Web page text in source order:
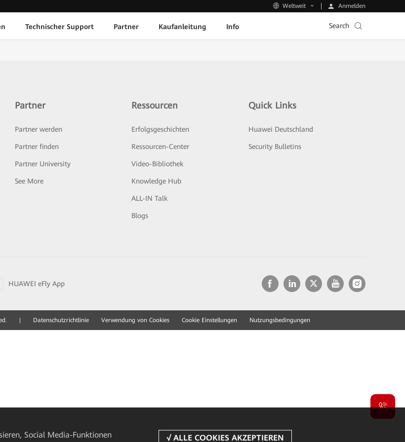
Weltweit Anmelden
Technischer Support Partner Kaufanleitung Info Search
Partner
Partner werden
Partner finden
Partner University
See More
Ressourcen
Erfolgsgeschichten
Ressourcen-Center
Video-Bibliothek
Knowledge Hub
ALL-IN Talk
Blogs
Quick Links
Huawei Deutschland
Security Bulletins
HUAWEI eFly App
Datenschutzrichtlinie Verwendung von Cookies Cookie Einstellungen Nutzungsbedingungen
Social Media-Funktionen